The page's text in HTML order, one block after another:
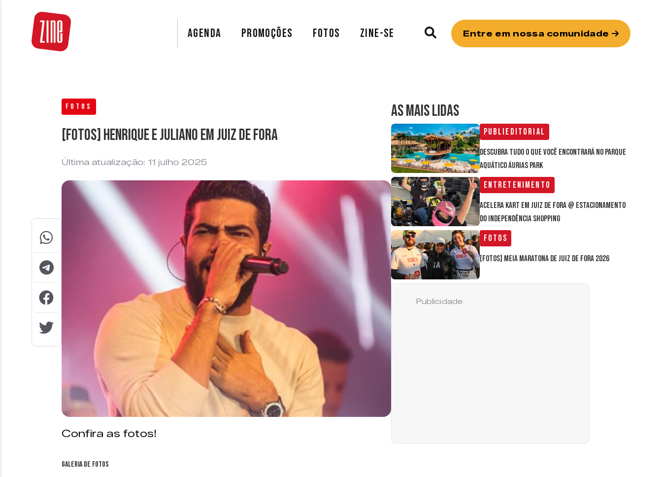
AGENDA PROMOÇÕES FOTOS ZINE-SE Entre em nossa comunidade
FOTOS
[FOTOS] Henrique e Juliano em Juiz de Fora
Última atualização: 11 julho 2025
Confira as fotos!
Galeria de fotos
AS MAIS LIDAS
Publieditorial
Descubra tudo o que você encontrará no parque
aquático Áurias Park
Entretenimento
Acelera Kart em Juiz de Fora @ estacionamento
do Independência Shopping
Fotos
[FOTOS] Meia Maratona de Juiz de Fora 2026
Publicidade